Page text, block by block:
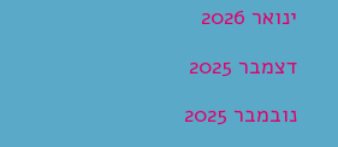
ינואר 2026
דצמבר 2025
נובמבר 2025